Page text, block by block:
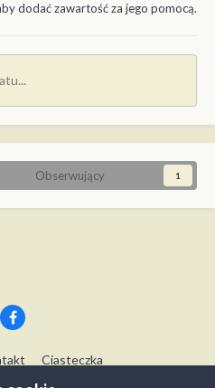
dodać zawartość za jego pomocą.
Obserwujący 1
Ciasteczka
Modelwork.pl